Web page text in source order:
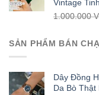
Vintage
1.000.000
SẢN PHẨM BÁN
Dây Đồng
Da Bò Thật